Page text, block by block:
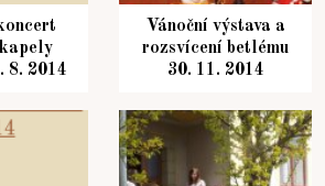
8. 2014
Vánoční výstava a
rozsvícení betlému
30. 11. 2014